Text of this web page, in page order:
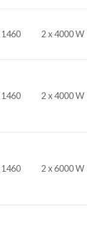
1460 2 x 4000 W
1460 2 x 4000 W
1460 2 x 6000 W